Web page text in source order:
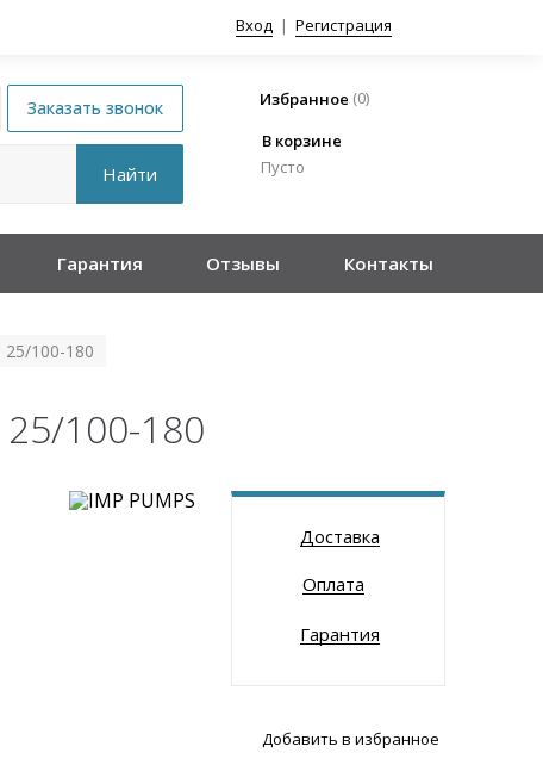
Вход | Регистрация
Избранное (0)
В корзине
Пусто
Гарантия Отзывы Контакты
25/100-180
25/100-180
Доставка
Оплата
Гарантия
Добавить в избранное